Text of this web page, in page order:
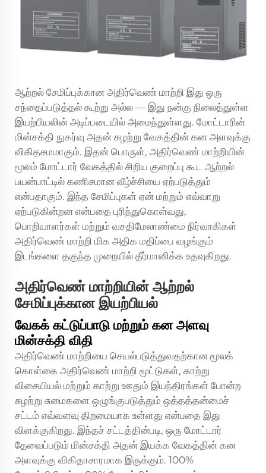
ஆற்றல் சேமிப்புக்கான அதிர்வெண் மாற்றி இது ஒரு
சந்தைப்படுத்தல் கூற்று அல்ல — இது நன்கு நிலைத்துள்ள
இயற்பியலின் அடிப்படையில் அமைந்துள்ளது. மோட்டாரின்
மின்சக்தி நுகர்வு அதன் சுழற்று வேகத்தின் கன அளவுக்கு
விகிதசமமாகும். இதன் பொருள், அதிர்வெண் மாற்றியின்
மூலம் மோட்டார் வேகத்தில் சிறிய குறைப்பு கூட ஆற்றல்
பயன்பாட்டில் கணிசமான வீழ்ச்சியை ஏற்படுத்தும்
என்பதாகும். இந்த சேமிப்புகள் ஏன் மற்றும் எவ்வாறு
ஏற்படுகின்றன என்பதை புரிந்துகொள்வது,
பொறியாளர்கள் மற்றும் வசதிமேலாண்மை நிர்வாகிகள்
அதிர்வெண் மாற்றி மிக அதிக மதிப்பை வழங்கும்
இடங்களை தகுந்த முறையில் தீர்மானிக்க உதவுகிறது.
அதிர்வெண் மாற்றியின் ஆற்றல்
சேமிப்புக்கான இயற்பியல்
வேகக் கட்டுப்பாடு மற்றும் கன அளவு
மின்சக்தி விதி
அதிர்வெண் மாற்றியை செயல்படுத்துவதற்கான மூலக்
கொள்கை அதிர்வெண் மாற்றி மூட்டுகள், காற்று
விசையியல் மற்றும் காற்று ஊதும் இயந்திரங்கள் போன்ற
சுழற்று சுமைகளை ஒழுங்குபடுத்தும் ஒத்தத்தன்மைச்
சட்டம் எவ்வளவு திறமையாக உள்ளது என்பதை இது
விளக்குகிறது. இந்தச் சட்டத்தின்படி, ஒரு மோட்டார்
தேவைப்படும் மின்சக்தி அதன் இயக்க வேகத்தின் கன
அளவுக்கு விகிதாசாரமாக இருக்கும். 100%